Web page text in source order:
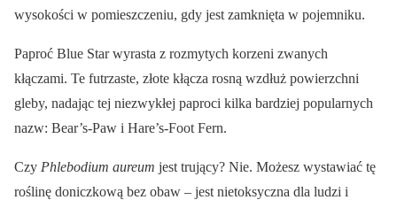
wysokości w pomieszczeniu, gdy jest zamknięta w pojemniku.
Paproć Blue Star wyrasta z rozmytych korzeni zwanych
kłączami. Te futrzaste, złote kłącza rosną wzdłuż powierzchni
gleby, nadając tej niezwykłej paproci kilka bardziej popularnych
nazw: Bear’s-Paw i Hare’s-Foot Fern.
Czy Phlebodium aureum jest trujący? Nie. Możesz wystawiać tę
roślinę doniczkową bez obaw – jest nietoksyczna dla ludzi i